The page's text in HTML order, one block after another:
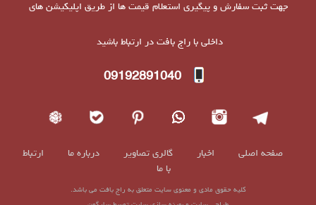
جهت ثبت سفارش و پیگیری استعلام قیمت ها از طریق اپلیکیشن های
داخلی با راج بافت در ارتباط باشید
09192891040
صفحه اصلی اخبار گالری تصاویر درباره ما
ارتباط
با ما
کلیه حقوق مادی و معنوی سایت متعلق به راج بافت می باشد.